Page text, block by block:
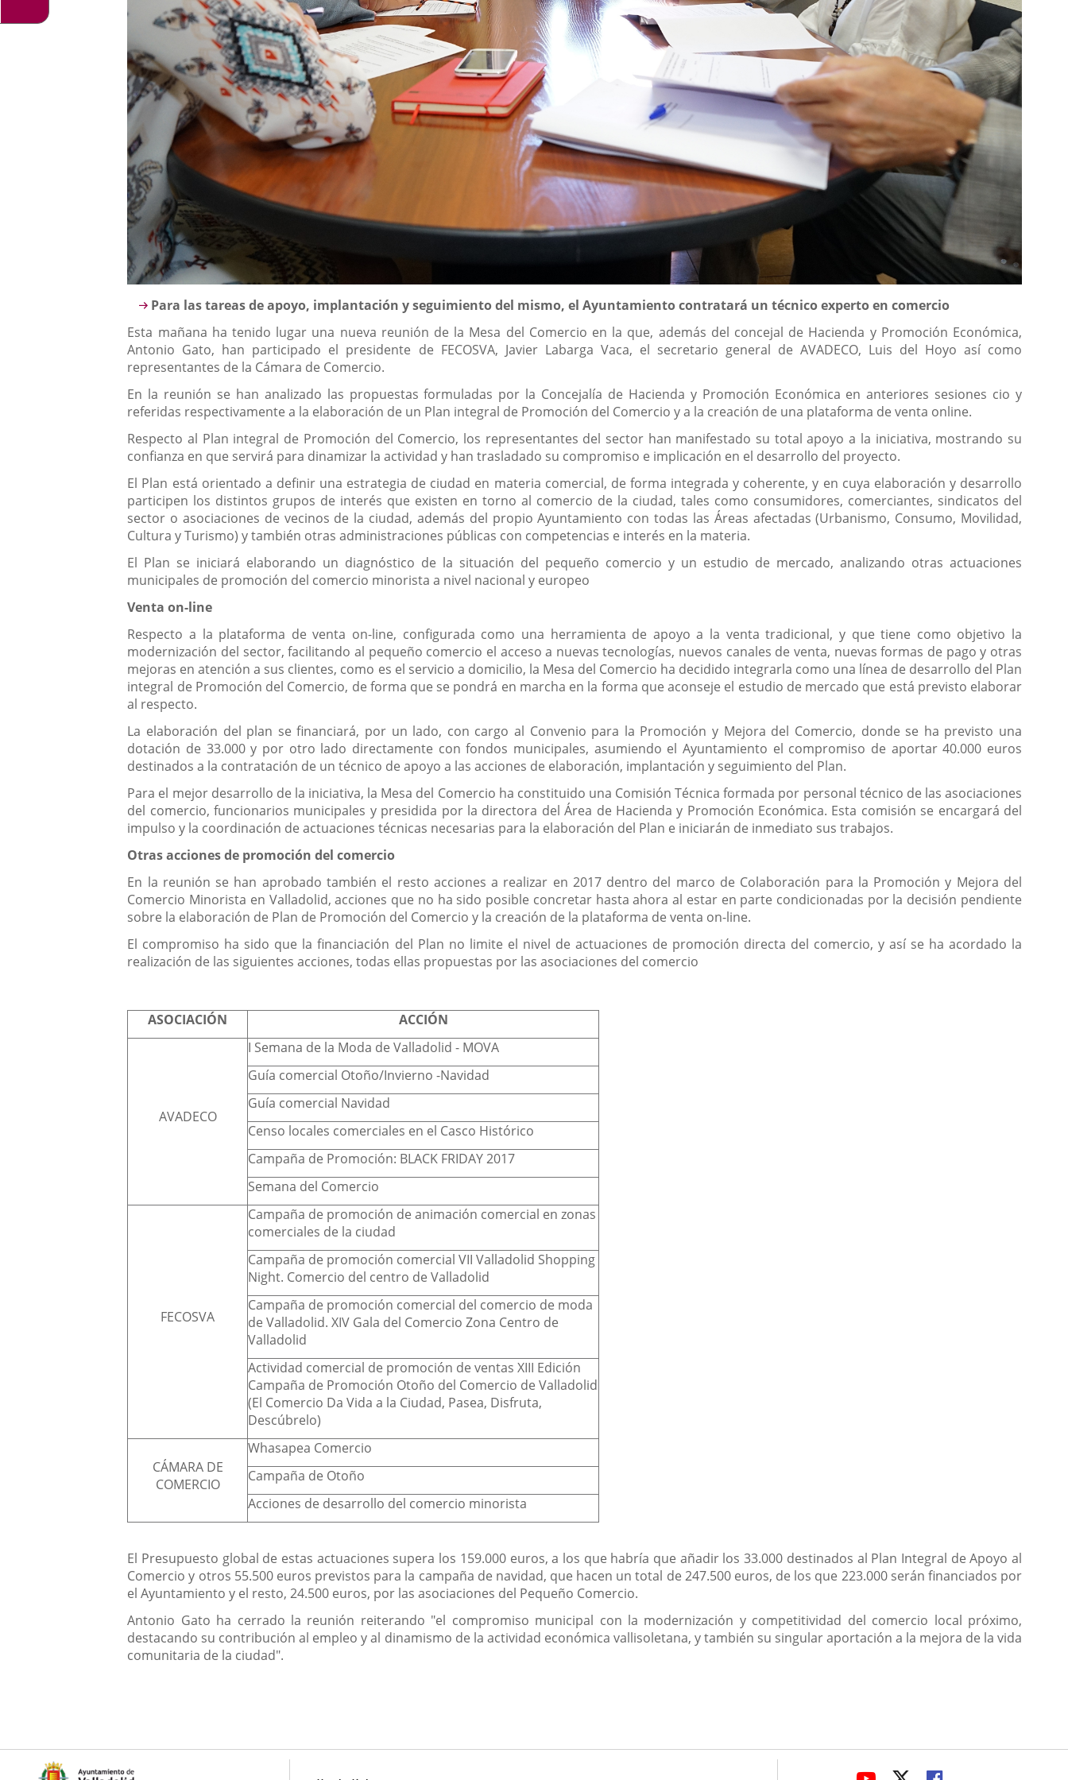
Descripción
Para las tareas de apoyo, implantación y seguimiento del mismo, el Ayuntamiento contratará un técnico experto en comercio
Esta mañana ha tenido lugar una nueva reunión de la Mesa del Comercio en la que, además del concejal de Hacienda y Promoción Económica,
Antonio Gato, han participado el presidente de FECOSVA, Javier Labarga Vaca, el secretario general de AVADECO, Luis del Hoyo así como
representantes de la Cámara de Comercio.
En la reunión se han analizado las propuestas formuladas por la Concejalía de Hacienda y Promoción Económica en anteriores sesiones cio y
referidas respectivamente a la elaboración de un Plan integral de Promoción del Comercio y a la creación de una plataforma de venta online.
Respecto al Plan integral de Promoción del Comercio, los representantes del sector han manifestado su total apoyo a la iniciativa, mostrando su
confianza en que servirá para dinamizar la actividad y han trasladado su compromiso e implicación en el desarrollo del proyecto.
El Plan está orientado a definir una estrategia de ciudad en materia comercial, de forma integrada y coherente, y en cuya elaboración y desarrollo
participen los distintos grupos de interés que existen en torno al comercio de la ciudad, tales como consumidores, comerciantes, sindicatos del
sector o asociaciones de vecinos de la ciudad, además del propio Ayuntamiento con todas las Áreas afectadas (Urbanismo, Consumo, Movilidad,
Cultura y Turismo) y también otras administraciones públicas con competencias e interés en la materia.
El Plan se iniciará elaborando un diagnóstico de la situación del pequeño comercio y un estudio de mercado, analizando otras actuaciones
municipales de promoción del comercio minorista a nivel nacional y europeo
Venta on-line
Respecto a la plataforma de venta on-line, configurada como una herramienta de apoyo a la venta tradicional, y que tiene como objetivo la
modernización del sector, facilitando al pequeño comercio el acceso a nuevas tecnologías, nuevos canales de venta, nuevas formas de pago y otras
mejoras en atención a sus clientes, como es el servicio a domicilio, la Mesa del Comercio ha decidido integrarla como una línea de desarrollo del Plan
integral de Promoción del Comercio, de forma que se pondrá en marcha en la forma que aconseje el estudio de mercado que está previsto elaborar
al respecto.
La elaboración del plan se financiará, por un lado, con cargo al Convenio para la Promoción y Mejora del Comercio, donde se ha previsto una
dotación de 33.000 y por otro lado directamente con fondos municipales, asumiendo el Ayuntamiento el compromiso de aportar 40.000 euros
destinados a la contratación de un técnico de apoyo a las acciones de elaboración, implantación y seguimiento del Plan.
Para el mejor desarrollo de la iniciativa, la Mesa del Comercio ha constituido una Comisión Técnica formada por personal técnico de las asociaciones
del comercio, funcionarios municipales y presidida por la directora del Área de Hacienda y Promoción Económica. Esta comisión se encargará del
impulso y la coordinación de actuaciones técnicas necesarias para la elaboración del Plan e iniciarán de inmediato sus trabajos.
Otras acciones de promoción del comercio
En la reunión se han aprobado también el resto acciones a realizar en 2017 dentro del marco de Colaboración para la Promoción y Mejora del
Comercio Minorista en Valladolid, acciones que no ha sido posible concretar hasta ahora al estar en parte condicionadas por la decisión pendiente
sobre la elaboración de Plan de Promoción del Comercio y la creación de la plataforma de venta on-line.
El compromiso ha sido que la financiación del Plan no limite el nivel de actuaciones de promoción directa del comercio, y así se ha acordado la
realización de las siguientes acciones, todas ellas propuestas por las asociaciones del comercio
ASOCIACIÓN ACCIÓN
AVADECO
I Semana de la Moda de Valladolid - MOVA
Guía comercial Otoño/Invierno -Navidad
Guía comercial Navidad
Censo locales comerciales en el Casco Histórico
Campaña de Promoción: BLACK FRIDAY 2017
Semana del Comercio
FECOSVA
Campaña de promoción de animación comercial en zonas
comerciales de la ciudad
Campaña de promoción comercial VII Valladolid Shopping
Night. Comercio del centro de Valladolid
Campaña de promoción comercial del comercio de moda
de Valladolid. XIV Gala del Comercio Zona Centro de
Valladolid
Actividad comercial de promoción de ventas XIII Edición
Campaña de Promoción Otoño del Comercio de Valladolid
(El Comercio Da Vida a la Ciudad, Pasea, Disfruta,
Descúbrelo)
CÁMARA DE
COMERCIO
Whasapea Comercio
Campaña de Otoño
Acciones de desarrollo del comercio minorista
El Presupuesto global de estas actuaciones supera los 159.000 euros, a los que habría que añadir los 33.000 destinados al Plan Integral de Apoyo al
Comercio y otros 55.500 euros previstos para la campaña de navidad, que hacen un total de 247.500 euros, de los que 223.000 serán financiados por
el Ayuntamiento y el resto, 24.500 euros, por las asociaciones del Pequeño Comercio.
Antonio Gato ha cerrado la reunión reiterando "el compromiso municipal con la modernización y competitividad del comercio local próximo,
destacando su contribución al empleo y al dinamismo de la actividad económica vallisoletana, y también su singular aportación a la mejora de la vida
comunitaria de la ciudad".